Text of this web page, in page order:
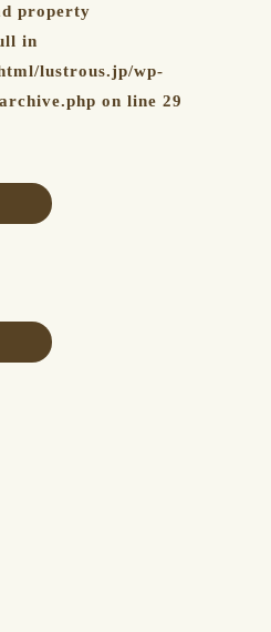
property
in
lustrous.jp/wp-
on line 29